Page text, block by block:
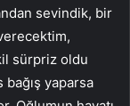
sevindik, bir
sürpriz oldu
yaparsa